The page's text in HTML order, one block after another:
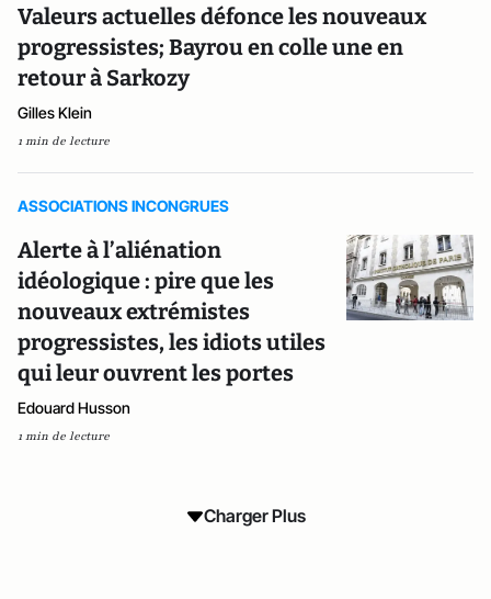
Valeurs actuelles défonce les nouveaux
progressistes; Bayrou en colle une en
retour à Sarkozy
Gilles Klein
1 min de lecture
ASSOCIATIONS INCONGRUES
Alerte à l’aliénation
idéologique : pire que les
nouveaux extrémistes
progressistes, les idiots utiles
qui leur ouvrent les portes
Edouard Husson
1 min de lecture
Charger Plus